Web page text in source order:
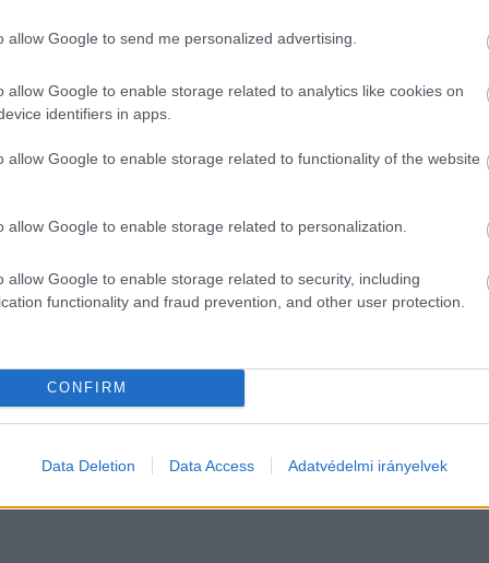
allow Google to send me personalized advertising.
allow Google to enable storage related to analytics like cookies on
identifiers in apps.
allow Google to enable storage related to functionality of the website
allow Google to enable storage related to personalization.
allow Google to enable storage related to security, including
functionality and fraud prevention, and other user protection.
CONFIRM
Data Deletion Data Access Adatvédelmi irányelvek
iskolásoknak
Munkatárs Pozíció (Mercedes-Benz Manufacturing Hungary